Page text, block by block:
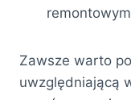
Zawsze warto
uwzględniającą